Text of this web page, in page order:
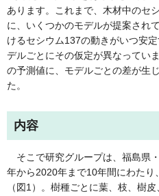
あります。これまで、木材中のセ
に、いくつかのモデルが提案され
けるセシウム137の動きがいつ安
デルごとにその仮定が異なってい
の予測値に、モデルごとの差が生
た。
内容
そこで研究グループは、福島県
年から2020年まで10年間にわたり
（図1）。樹種ごとに葉、枝、樹